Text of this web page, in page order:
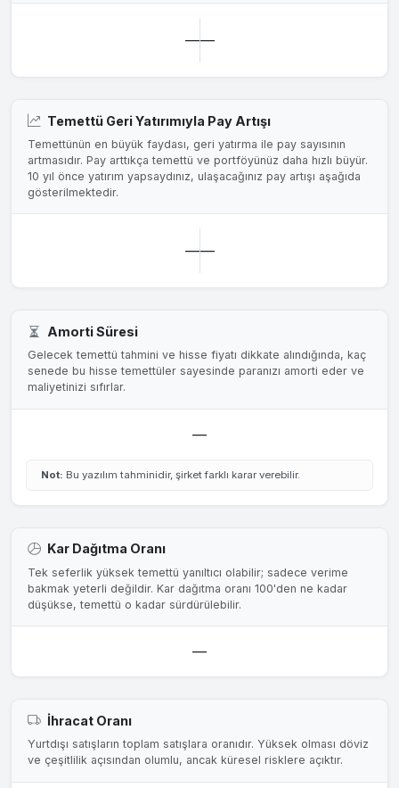
——
Temettü Geri Yatırımıyla Pay Artışı
Temettünün en büyük faydası, geri yatırma ile pay sayısının
artmasıdır. Pay arttıkça temettü ve portföyünüz daha hızlı büyür.
10 yıl önce yatırım yapsaydınız, ulaşacağınız pay artışı aşağıda
gösterilmektedir.
——
Amorti Süresi
Gelecek temettü tahmini ve hisse fiyatı dikkate alındığında, kaç
senede bu hisse temettüler sayesinde paranızı amorti eder ve
maliyetinizi sıfırlar.
—
Not: Bu yazılım tahminidir, şirket farklı karar verebilir.
Kar Dağıtma Oranı
Tek seferlik yüksek temettü yanıltıcı olabilir; sadece verime
bakmak yeterli değildir. Kar dağıtma oranı 100'den ne kadar
düşükse, temettü o kadar sürdürülebilir.
—
İhracat Oranı
Yurtdışı satışların toplam satışlara oranıdır. Yüksek olması döviz
ve çeşitlilik açısından olumlu, ancak küresel risklere açıktır.